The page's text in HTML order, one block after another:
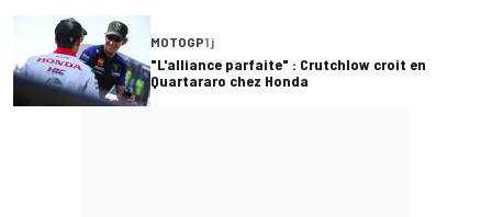
MOTOGP1 j
"L'alliance parfaite" : Crutchlow croit en
Quartararo chez Honda